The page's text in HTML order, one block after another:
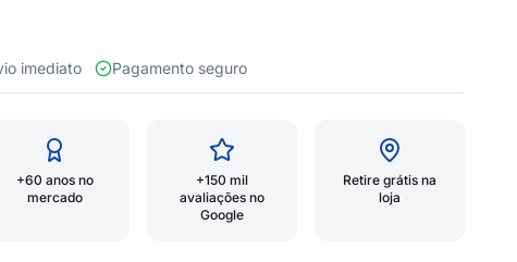
imediato
Pagamento seguro
+60 anos no
mercado
+150 mil
avaliações no
Google
Retire grátis na
loja